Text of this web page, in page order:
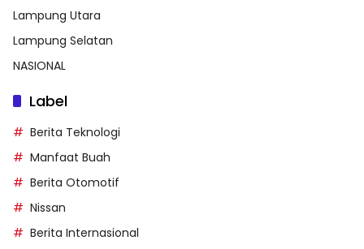
Lampung Utara
Lampung Selatan
NASIONAL
Label
Berita Teknologi
Manfaat Buah
Berita Otomotif
Nissan
Berita Internasional